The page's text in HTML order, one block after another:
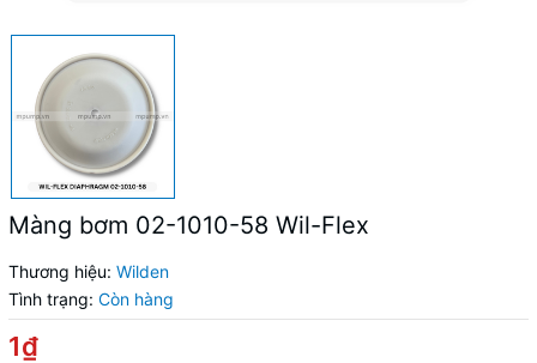
Màng bơm 02-1010-58 Wil-Flex
Thương hiệu: Wilden
Tình trạng: Còn hàng
1₫